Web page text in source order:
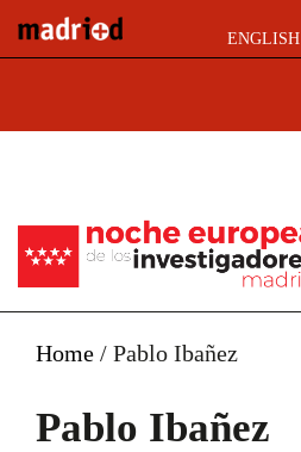
ENGLISH
Home / Pablo Ibañez
Pablo Ibañez